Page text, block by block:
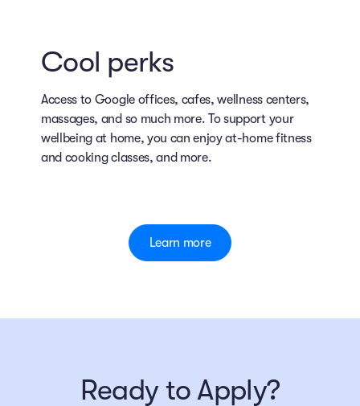
Cool perks
Access to Google offices, cafes, wellness centers,
massages, and so much more. To support your
wellbeing at home, you can enjoy at-home fitness
and cooking classes, and more.
Learn more
Ready to Apply?